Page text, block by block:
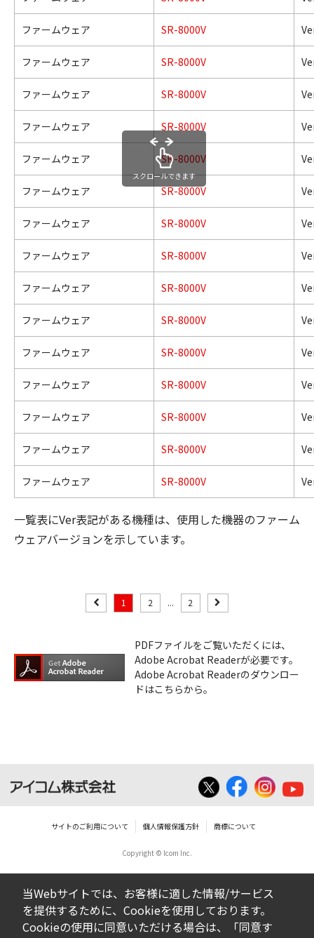
ファームウェア SR-8000V
ファームウェア SR-8000V
ファームウェア SR-8000V
ファームウェア SR-8000V
ファームウェア SR-8000V
ファームウェア SR-8000V
ファームウェア SR-8000V
ファームウェア SR-8000V
ファームウェア SR-8000V
ファームウェア SR-8000V
ファームウェア SR-8000V
ファームウェア SR-8000V
ファームウェア SR-8000V
ファームウェア SR-8000V
ファームウェア SR-8000V
スクロールできます
一覧表にVer表記がある機種は、使用した機器のファーム
ウェアバージョンを示しています。
1 2 ... 2
PDFファイルをご覧いただくには、
Adobe Acrobat Readerが必要です。
Adobe Acrobat Readerのダウンロー
ドはこちらから。
サイトのご利用について 個人情報保護方針 商標について
Copyright © Icom Inc.
当Webサイトでは、お客様に適した情報/サービス
を提供するために、Cookieを使用しております。
Cookieの使用に同意いただける場合は、「同意す